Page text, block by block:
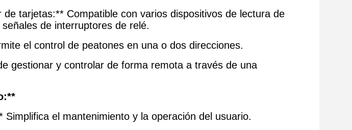
tarjetas:** Compatible con varios dispositivos de lectura de
de interruptores de relé.
el control de peatones en una o dos direcciones.
gestionar y controlar de forma remota a través de una
el mantenimiento y la operación del usuario.